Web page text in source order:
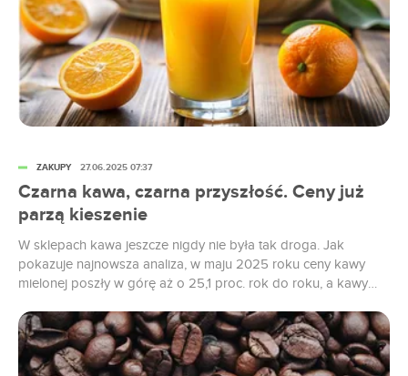
Czarna kawa, czarna przyszłość. Ceny już
parzą kieszenie
W sklepach kawa jeszcze nigdy nie była tak droga. Jak
pokazuje najnowsza analiza, w maju 2025 roku ceny kawy
mielonej poszły w górę aż o 25,1 proc. rok do roku, a kawy
koniec wzrostów. Dynamika podwyżek cen kawy rosła niemal
z miesiąca na miesiąc – w...
ZAKUPY 27.06.2025 07:37